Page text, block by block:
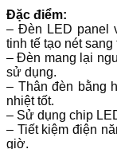
Đặc điểm:
– Đèn LED panel
tinh tế tạo nét
– Đèn mang lại
sử dụng.
– Thân đèn bằng
nhiệt tốt.
– Sử dụng chip
– Tiết kiệm điện
giờ.